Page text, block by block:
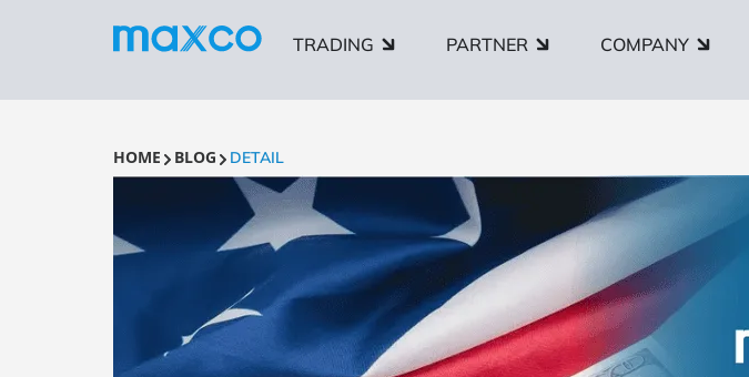
TRADING PARTNER COMPANY
HOME BLOG DETAIL